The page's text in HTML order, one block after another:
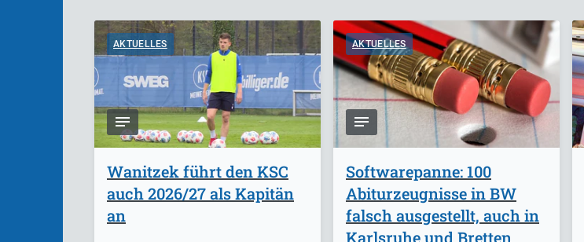
AKTUELLES
Wanitzek führt den KSC
auch 2026/27 als Kapitän
an
AKTUELLES
Softwarepanne: 100
Abiturzeugnisse in BW
falsch ausgestellt, auch in
Karlsruhe und Bretten